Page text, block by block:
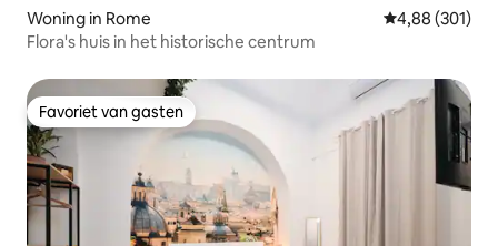
Woning in Rome Gemiddelde
4,88 (301)
Flora's huis in het historische centrum
Favoriet van gasten
Favoriet van gasten